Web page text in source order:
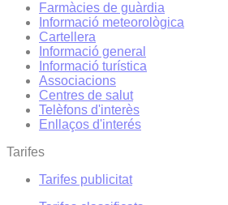
Farmàcies de guàrdia
Informació meteorològica
Cartellera
Informació general
Informació turística
Associacions
Centres de salut
Telèfons d'interès
Enllaços d'interés
Tarifes
Tarifes publicitat